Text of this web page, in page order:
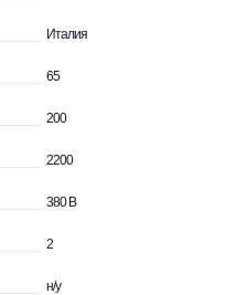
Италия
65
200
2200
380 В
2
н/у